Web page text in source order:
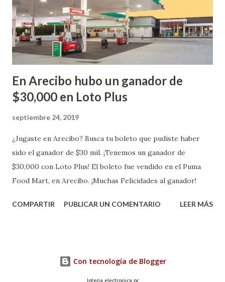
En Arecibo hubo un ganador de
$30,000 en Loto Plus
septiembre 24, 2019
¿Jugaste en Arecibo? Busca tu boleto que pudiste haber
sido el ganador de $30 mil. ¡Tenemos un ganador de
$30,000 con Loto Plus! El boleto fue vendido en el Puma
Food Mart, en Arecibo. ¡Muchas Felicidades al ganador!
COMPARTIR PUBLICAR UN COMENTARIO LEER MÁS
Con tecnología de Blogger